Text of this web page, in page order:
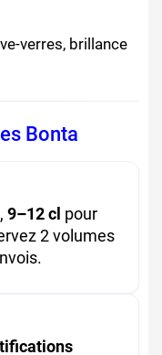
verres, brillance
Bonta
9–12 cl pour
2 volumes